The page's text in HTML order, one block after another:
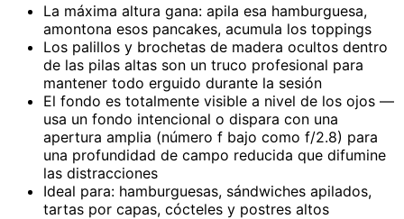
La máxima altura gana: apila esa hamburguesa,
amontona esos pancakes, acumula los toppings
Los palillos y brochetas de madera ocultos dentro
de las pilas altas son un truco profesional para
mantener todo erguido durante la sesión
El fondo es totalmente visible a nivel de los ojos —
usa un fondo intencional o dispara con una
apertura amplia (número f bajo como f/2.8) para
una profundidad de campo reducida que difumine
las distracciones
Ideal para: hamburguesas, sándwiches apilados,
tartas por capas, cócteles y postres altos